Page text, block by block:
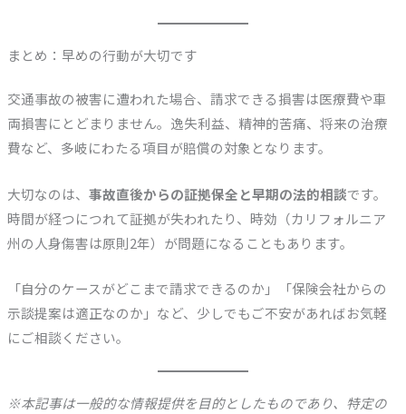
まとめ：早めの行動が大切です
交通事故の被害に遭われた場合、請求できる損害は医療費や車
両損害にとどまりません。逸失利益、精神的苦痛、将来の治療
費など、多岐にわたる項目が賠償の対象となります。
大切なのは、 事故直後からの証拠保全と早期の法的相談です。
時間が経つにつれて証拠が失われたり、時効（カリフォルニア
州の人身傷害は原則2年）が問題になることもあります。
「自分のケースがどこまで請求できるのか」「保険会社からの
示談提案は適正なのか」など、少しでもご不安があればお気軽
にご相談ください。
※本記事は一般的な情報提供を目的としたものであり、特定の